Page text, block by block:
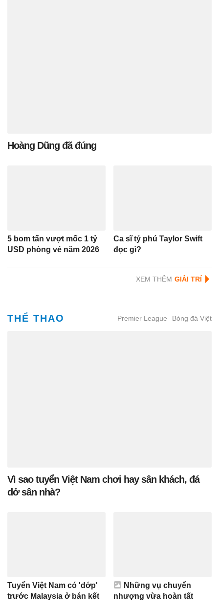
Hoàng Dũng đã đúng
5 bom tấn vượt mốc 1 tỷ
USD phòng vé năm 2026
Ca sĩ tỷ phú Taylor Swift
đọc gì?
XEM THÊM
THỂ THAO Premier League Bóng đá Việt
Vì sao tuyển Việt Nam chơi hay sân khách, đá
dở sân nhà?
Tuyển Việt Nam có 'dớp'
trước Malaysia ở bán kết
Những vụ chuyển
nhượng vừa hoàn tất